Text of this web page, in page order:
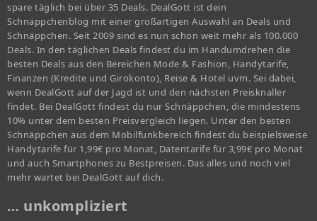
spare täglich bei über 35 Deals. DealGott ist dein
Schnäppchenblog mit einer großartigen Auswahl an Deals und
Schnäppchen. Seit 2009 sind es nun schon weit mehr als 100.000
Deals. In den täglichen Deals findest du im Handumdrehen die
besten Deals aus den Bereichen Mode & Fashion, Handytarife,
Finanzen (Kredite und Girokonto), Reise & Hotel uvm. Sei dabei,
wenn DealGott auf der Jagd ist und den nächsten Preisknaller
findet. Bei DealGott findest du nur Schnäppchen, die mindestens
10% unter dem besten Preisvergleich liegen. Unter den besten
Schnäppchen aus dem Mobilfunkbereich findest du beispielsweise
Handytarife für 1,99€ pro Monat, Datentarife für 3,99€ pro Monat
und auch Smartphones zu Bestpreisen. Das alles und noch viel
mehr wartet bei DealGott auf dich.
… unkompliziert